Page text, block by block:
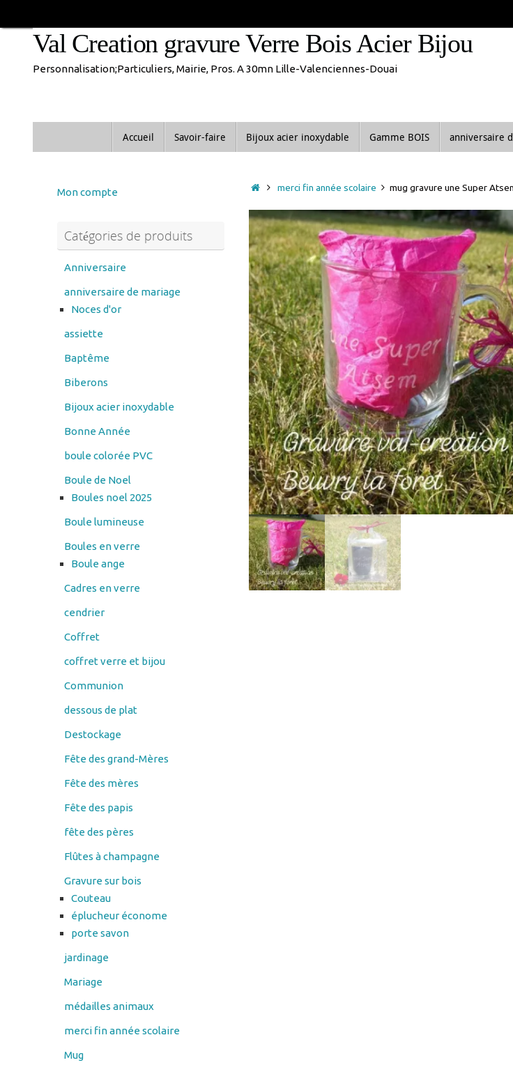
En congés jusque 18 aout inclus. Vous pouvez commander,
au
contenuVal Creation gravure Verre Bois Acier Bijou
Personnalisation;Particuliers, Mairie, Pros. A 30mn Lille-Valenciennes-Douai
Accueil Savoir-faire Bijoux acier inoxydable Gamme BOIS anniversaire
Accueilmerci fin année scolaire mug gravure une Super
Mon compte
Catégories de produits
Anniversaire
anniversaire de mariage
Noces d'or
assiette
Baptême
Biberons
Bijoux acier inoxydable
Bonne Année
boule colorée PVC
Boule de Noel
Boules noel 2025
Boule lumineuse
Boules en verre
Boule ange
Cadres en verre
cendrier
Coffret
coffret verre et bijou
Communion
dessous de plat
Destockage
Fête des grand-Mères
Fête des mères
Fête des papis
fête des pères
Flûtes à champagne
Gravure sur bois
Couteau
éplucheur économe
porte savon
jardinage
Mariage
médailles animaux
merci fin année scolaire
Mug